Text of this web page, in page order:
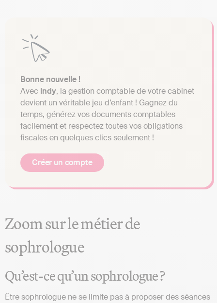
Bonne nouvelle !
Avec Indy, la gestion comptable de votre cabinet
devient un véritable jeu d’enfant ! Gagnez du
temps, générez vos documents comptables
facilement et respectez toutes vos obligations
fiscales en quelques clics seulement !
Créer un compte
Zoom sur le métier de
sophrologue
Qu’est-ce qu’un sophrologue ?
Être sophrologue ne se limite pas à proposer des séances